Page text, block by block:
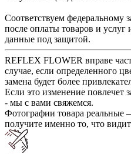
Соответствуем федеральному
после оплаты товаров и
данные под защитой.
REFLEX FLOWER вправе
случае, если определенного
замена будет более
Если это изменение повлечет
- мы с вами свяжемся.
Фотографии товара
получите именно то, что